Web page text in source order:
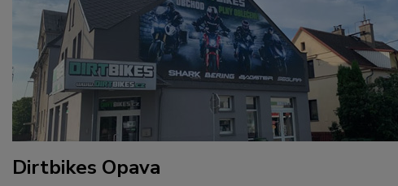
Dirtbikes Opava